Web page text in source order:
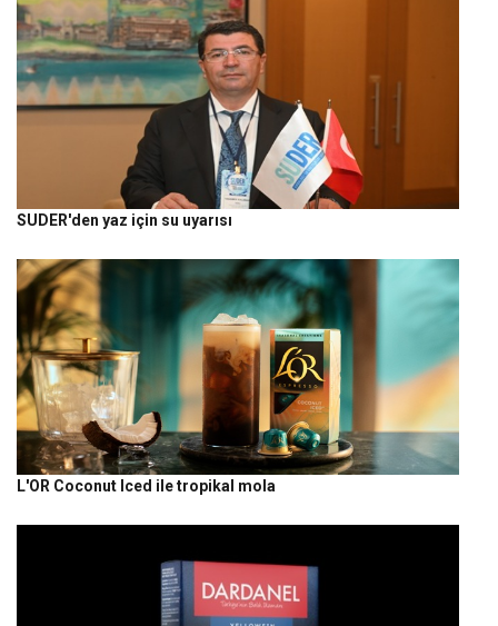
SUDER'den yaz için su uyarısı
L'OR Coconut Iced ile tropikal mola